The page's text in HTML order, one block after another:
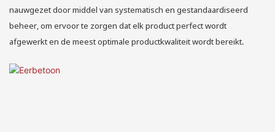
nauwgezet door middel van systematisch en gestandaardiseerd
beheer, om ervoor te zorgen dat elk product perfect wordt
afgewerkt en de meest optimale productkwaliteit wordt bereikt.